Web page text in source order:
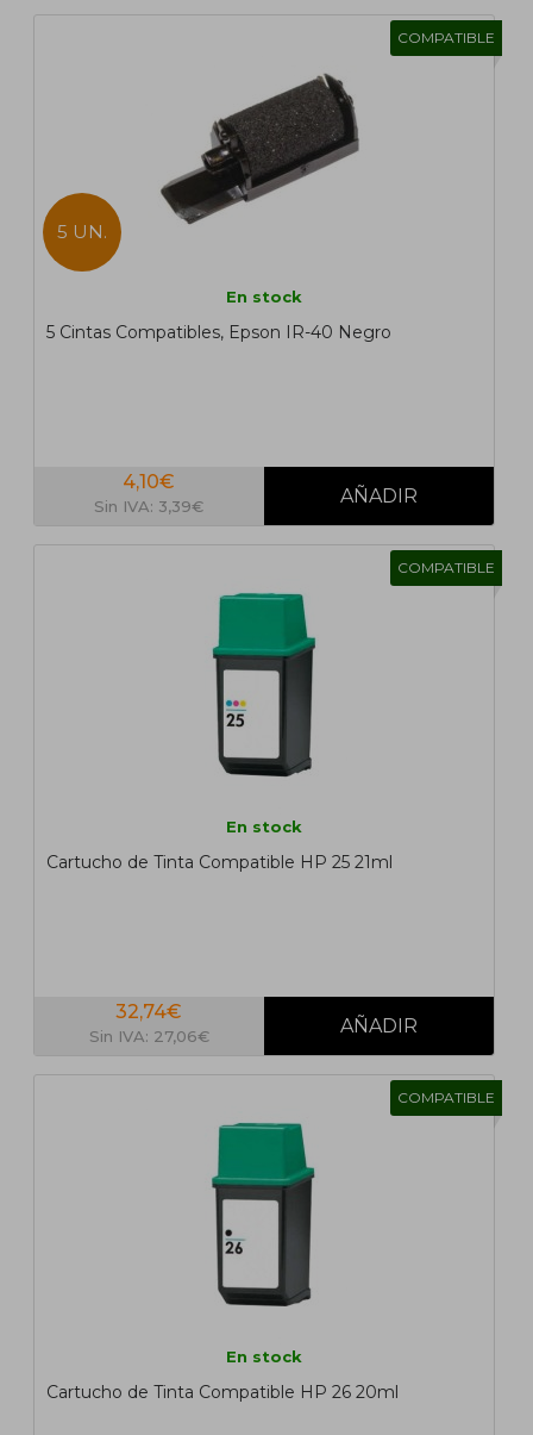
COMPATIBLE
5 UN.
En stock
5 Cintas Compatibles, Epson IR-40 Negro
4,10€
Sin IVA: 3,39€
COMPATIBLE
En stock
Cartucho de Tinta Compatible HP 25 21ml
32,74€
Sin IVA: 27,06€
COMPATIBLE
En stock
Cartucho de Tinta Compatible HP 26 20ml